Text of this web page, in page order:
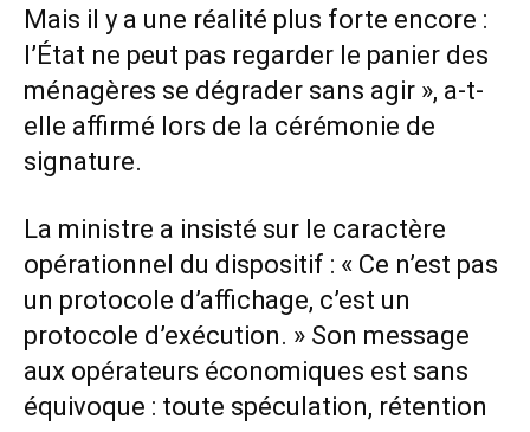
Mais il y a une réalité plus forte encore :
l’État ne peut pas regarder le panier des
ménagères se dégrader sans agir », a-t-
elle affirmé lors de la cérémonie de
signature.
La ministre a insisté sur le caractère
opérationnel du dispositif : « Ce n’est pas
un protocole d’affichage, c’est un
protocole d’exécution. » Son message
aux opérateurs économiques est sans
équivoque : toute spéculation, rétention